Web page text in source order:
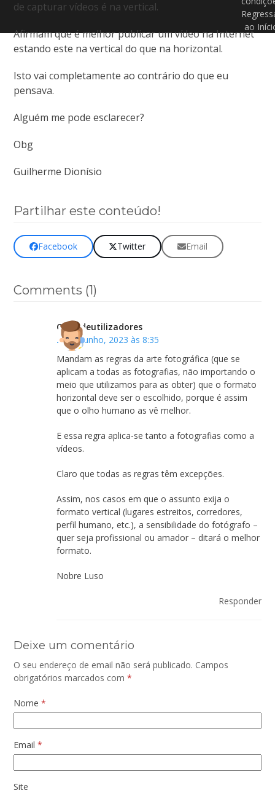
de capturar vídeos é na vertical.
Afirmam que é melhor publicar um vídeo na Internet
estando este na vertical do que na horizontal.
Isto vai completamente ao contrário do que eu
pensava.
Alguém me pode esclarecer?
Obg
Guilherme Dionísio
Partilhar este conteúdo!
Facebook Twitter Email
Comments (1)
Clubedeutilizadores
29 de Junho, 2023 às 8:35
Mandam as regras da arte fotográfica (que se
aplicam a todas as fotografias, não importando o
meio que utilizamos para as obter) que o formato
horizontal deve ser o escolhido, porque é assim
que o olho humano as vê melhor.
E essa regra aplica-se tanto a fotografias como a
vídeos.
Claro que todas as regras têm excepções.
Assim, nos casos em que o assunto exija o
formato vertical (lugares estreitos, corredores,
perfil humano, etc.), a sensibilidade do fotógrafo –
quer seja profissional ou amador – ditará o melhor
formato.
Nobre Luso
Responder
Deixe um comentário
O seu endereço de email não será publicado. Campos
obrigatórios marcados com*
Nome*
Email*
Site
ao